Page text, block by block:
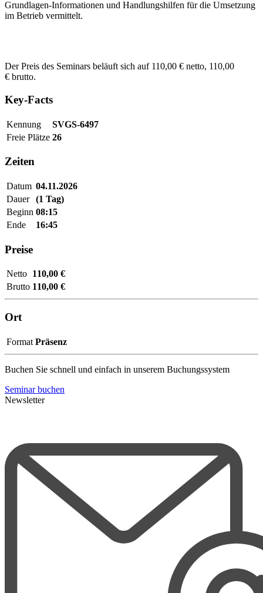
Grundlagen-Informationen und Handlungshilfen für die Umsetzung
im Betrieb vermittelt.
Der Preis des Seminars beläuft sich auf 110,00 € netto, 110,00
€ brutto.
Key-Facts
Kennung
SVGS-6497
Freie Plätze 26
Zeiten
Datum 04.11.2026
Dauer
(1 Tag)
Beginn 08:15
Ende
16:45
Preise
Netto 110,00 €
Brutto 110,00 €
Ort
Format Präsenz
Buchen Sie schnell und einfach in unserem Buchungssystem
Seminar buchen
Newsletter